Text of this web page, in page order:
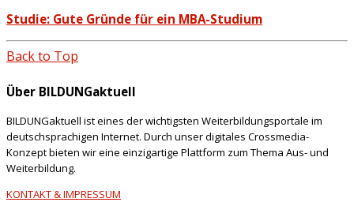
Studie: Gute Gründe für ein MBA-Studium
Back to Top
Über BILDUNGaktuell
BILDUNGaktuell ist eines der wichtigsten Weiterbildungsportale im
deutschsprachigen Internet. Durch unser digitales Crossmedia-
Konzept bieten wir eine einzigartige Plattform zum Thema Aus- und
Weiterbildung.
KONTAKT & IMPRESSUM